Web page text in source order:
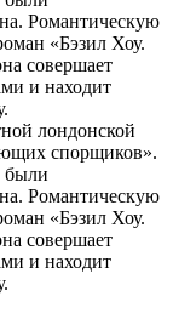
Романтическую
«Бэзил Хоу.
совершает
и находит
лондонской
спорщиков».
были
Романтическую
«Бэзил Хоу.
совершает
и находит